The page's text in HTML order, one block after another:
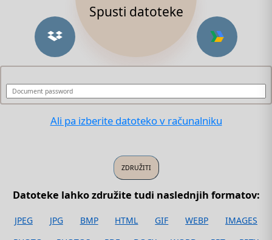
Spusti datoteke
Ali pa izberite datoteko v računalniku
Datoteke lahko združite tudi naslednjih formatov:
JPEG JPG BMP HTML GIF WEBP
IMAGES